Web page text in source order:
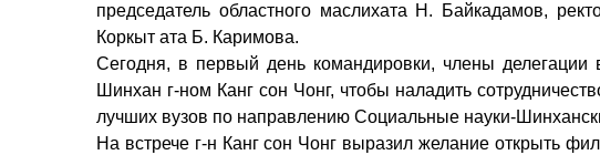
председатель областного маслихата Н. Байкадамов,
Коркыт ата Б. Каримова.
Сегодня, в первый день командировки, члены делегации
Шинхан г-ном Канг сон Чонг, чтобы наладить
лучших вузов по направлению Социальные науки-
На встрече г-н Канг сон Чонг выразил желание открыть